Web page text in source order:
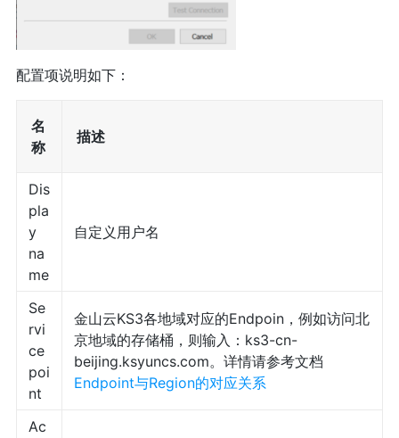
配置项说明如下：
名
称
描述
Dis
pla
y
na
me
自定义用户名
Se
rvi
ce
poi
nt
金山云KS3各地域对应的Endpoin，例如访问北
京地域的存储桶，则输入：ks3-cn-
beijing.ksyuncs.com。详情请参考文档
Endpoint与Region的对应关系
Ac